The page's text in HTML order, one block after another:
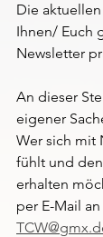
Die
Ihnen/ Euch
Newsletter
An dieser
eigener
Wer sich mit
fühlt und
erhalten
per E-Mail an